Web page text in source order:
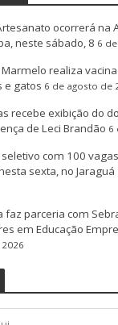
ocorrerá na
neste sábado, 8 6
Marmelo realiza
e gatos 6 de agosto de
recebe exibição do
de Leci Brandão 6
com 100
sexta, no Jaraguá
faz parceria com
em Educação